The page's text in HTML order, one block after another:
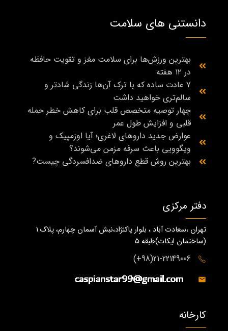
دانستنی های سلامت
بهترین ورزش‌ها برای سلامت مغز و تقویت حافظه
در ۱۲ هفته
7 عادت ساده که با ترک آن‌ها زندگی شادتر و
سالم‌تری خواهید داشت
چهار توصیه متخصص قلب برای کاهش خطر حمله
قلبی و افزایش طول عمر
عوارض جدید داروهای لاغری؛ آیا اوزمپیک و
ویگوویی باعث سرفه مزمن می‌شوند؟
بهترین روش قطع داروهای ضدافسردگی چیست?
دفتر مرکزی
تهران ،سعادت آباد ، بلوار پاکنژاد،نبش آسمان چهارم، پلاک 1
(ساختمان ايكات)طبقه ٥
21-22149006(98+)
کارخانه